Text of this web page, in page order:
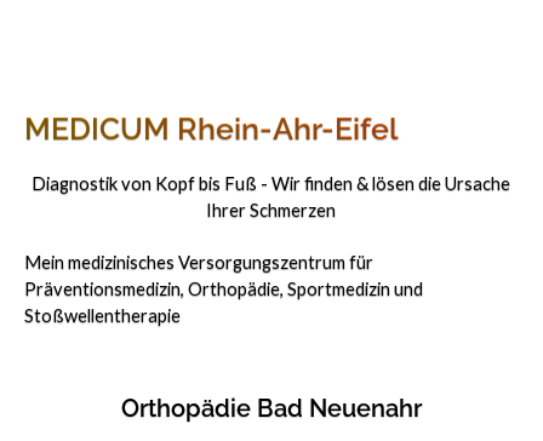
MEDICUM Rhein-Ahr-Eifel
Diagnostik von Kopf bis Fuß - Wir finden & lösen die Ursache
Ihrer Schmerzen
Mein medizinisches Versorgungszentrum für
Präventionsmedizin, Orthopädie, Sportmedizin und
Stoßwellentherapie
Orthopädie Bad Neuenahr